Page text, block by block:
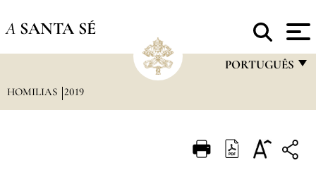
A SANTA SÉ
PORTUGUÊS
ITALIANO
HOMILIAS 2019